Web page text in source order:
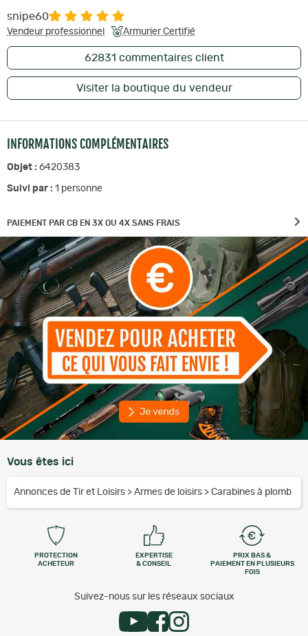
snipe60
Vendeur professionnel Armurier Certifié
62831 commentaires client
Visiter la boutique du vendeur
INFORMATIONS COMPLÉMENTAIRES
Objet : 6420383
Suivi par : 1 personne
PAIEMENT PAR CB EN 3X OU 4X SANS FRAIS
Vous êtes ici
Annonces de Tir et Loisirs > Armes de loisirs > Carabines à plomb
PROTECTION
ACHETEUR
EXPERTISE
& CONSEIL
PRIX BAS &
PAIEMENT EN PLUSIEURS
FOIS
Suivez-nous sur les réseaux sociaux